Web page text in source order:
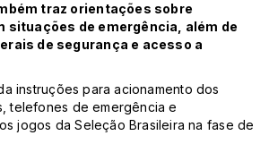
traz orientações sobre
situações de emergência, além de
de segurança e acesso a
instruções para acionamento dos
telefones de emergência e
jogos da Seleção Brasileira na fase de